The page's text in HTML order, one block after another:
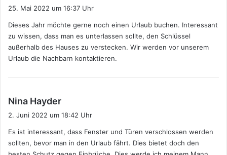
t
:
25. Mai 2022 um 16:37 Uhr
Dieses Jahr möchte gerne noch einen Urlaub buchen. Interessant
zu wissen, dass man es unterlassen sollte, den Schlüssel
außerhalb des Hauses zu verstecken. Wir werden vor unserem
Urlaub die Nachbarn kontaktieren.
Nina Hayder
t
:
2. Juni 2022 um 18:42 Uhr
Es ist interessant, dass Fenster und Türen verschlossen werden
sollten, bevor man in den Urlaub fährt. Dies bietet doch den